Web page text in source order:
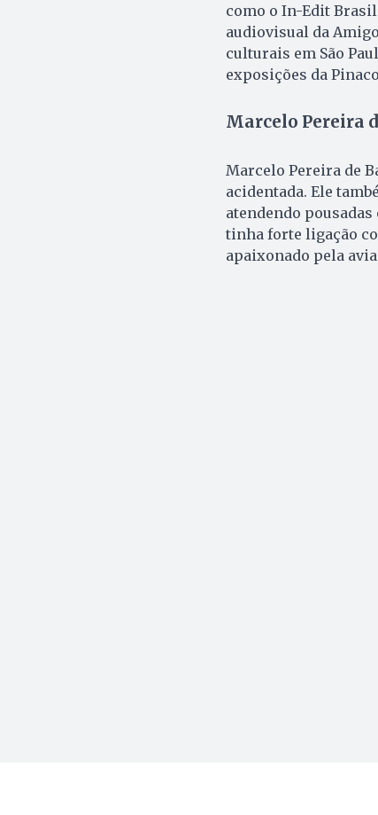
como o In-Edit
audiovisual da
culturais em São
exposições da
Marcelo Pereira
Marcelo Pereira de
acidentada. Ele
atendendo
tinha forte ligação
apaixonado pela